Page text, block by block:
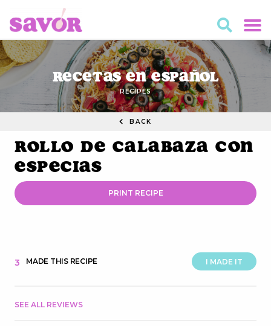
Recetas en Español
RECIPES
BACK
Rollo de Calabaza con
Especias
PRINT RECIPE
I MADE IT
3 MADE THIS RECIPE
SEE ALL REVIEWS